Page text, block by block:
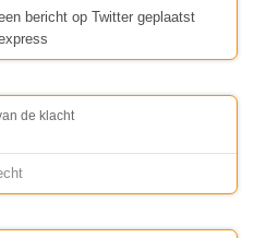
bericht op Twitter geplaatst
de klacht